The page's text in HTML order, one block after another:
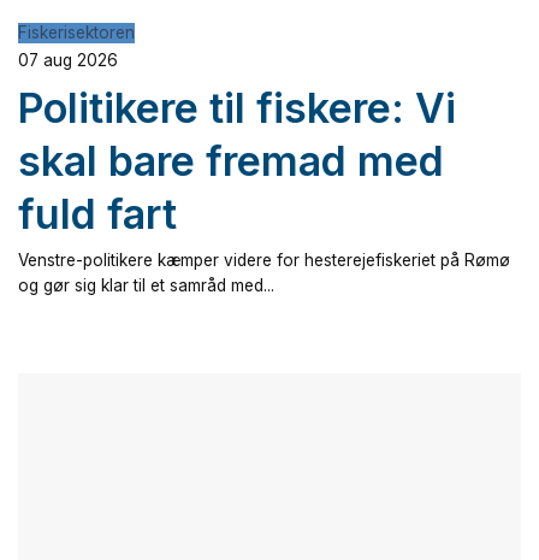
Fiskerisektoren
07 aug 2026
Politikere til fiskere: Vi
skal bare fremad med
fuld fart
Venstre-politikere kæmper videre for hesterejefiskeriet på Rømø
og gør sig klar til et samråd med...